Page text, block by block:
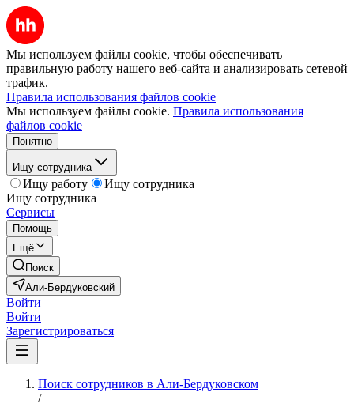
Мы используем файлы cookie, чтобы обеспечивать
правильную работу нашего веб-сайта и анализировать сетевой
трафик.
Правила использования файлов cookie
Мы используем файлы cookie. Правила использования
файлов cookie
Понятно
Ищу сотрудника
Ищу работу
Ищу сотрудника
Ищу сотрудника
Сервисы
Помощь
Ещё
Поиск
Али-Бердуковский
Войти
Войти
Зарегистрироваться
Поиск сотрудников в Али-Бердуковском
/